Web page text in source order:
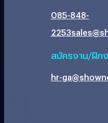
085-848-
2253
สมัครงาน/ฝึก
hr-